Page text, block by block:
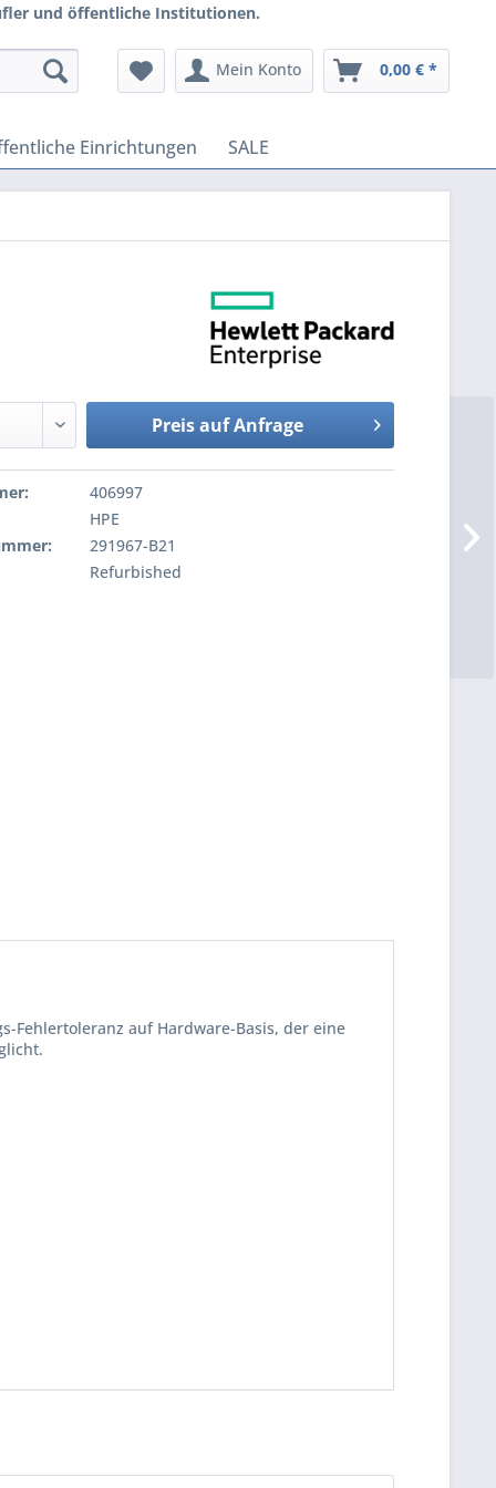
und öffentliche Institutionen.
Mein Konto 0,00 € *
Einrichtungen SALE
Preis auf Anfrage
406997
HPE
291967-B21
Refurbished
Fehlertoleranz auf Hardware-Basis, der eine